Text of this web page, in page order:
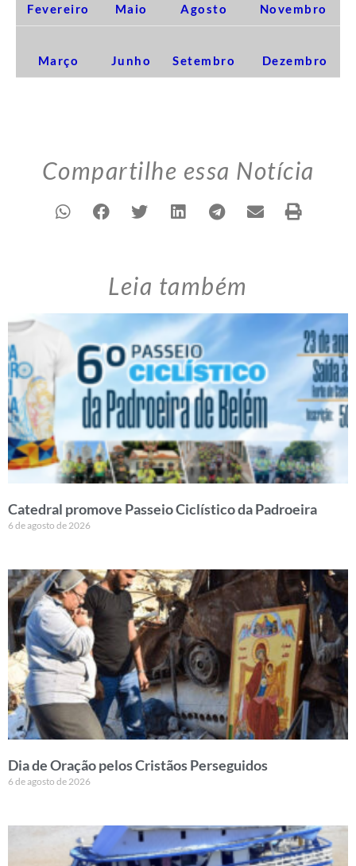
Fevereiro Maio Agosto Novembro
Março Junho Setembro Dezembro
Compartilhe essa Notícia
Leia também
Catedral promove Passeio Ciclístico da Padroeira
6 de agosto de 2026
Dia de Oração pelos Cristãos Perseguidos
6 de agosto de 2026